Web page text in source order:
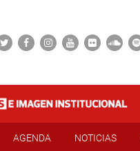
AGENDA NOTICIAS